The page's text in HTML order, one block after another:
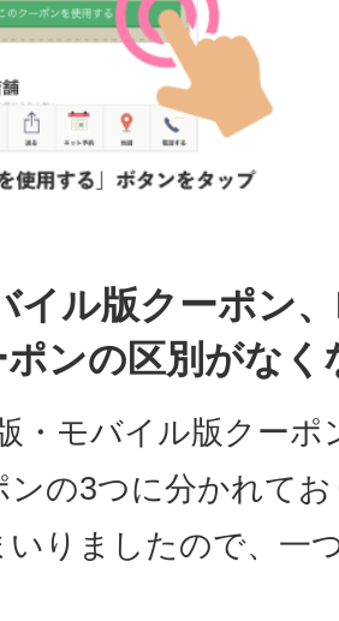
イル版クーポン
ンの区別がなく
・モバイル版クーポ
ンの3つに分かれて
いりましたので、一